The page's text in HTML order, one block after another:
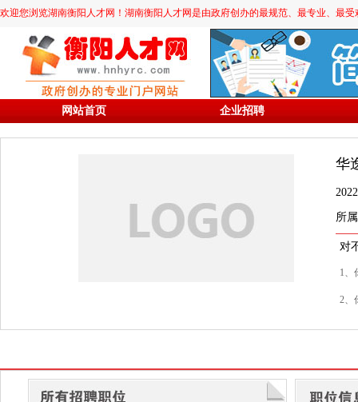
欢迎您浏览湖南衡阳人才网！湖南衡阳人才网是由政府创办的最规范、最专业、最
网站首页 企业招聘
华
所
对
1、
2、